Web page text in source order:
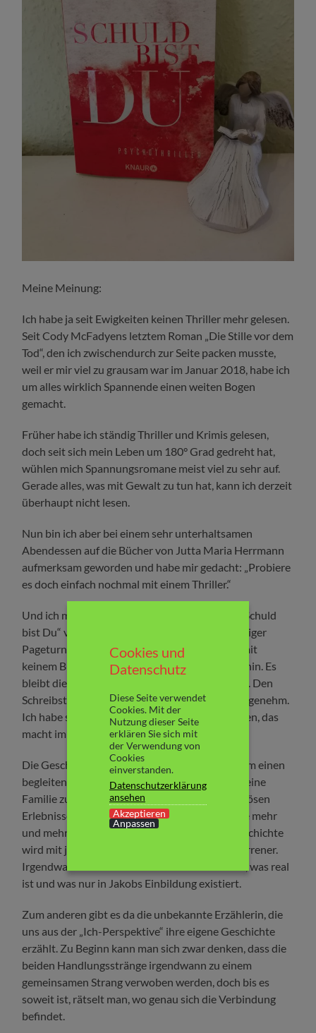
Meine Meinung:
Ich habe ja seit Ewigkeiten keinen Thriller mehr gelesen.
Seit Cody McFadyens letztem Roman „Die Stille vor dem
Tod“, den ich zwischendurch zur Seite packen musste,
weil er mir viel zu grausam war im Januar 2018, habe ich
um alles wirklich Spannende einen weiten Bogen
gemacht.
Früher habe ich ständig Thriller und Krimis gelesen,
doch seit sich mein Leben um 180° Grad gedreht hat,
wühlen mich Spannungsromane meist viel zu sehr auf.
Gerade alles, was mit Gewalt zu tun hat, kann ich derzeit
überhaupt nicht lesen.
Nun bin ich aber bei einem sehr unterhaltsamen
Abendessen auf die Bücher von Jutta Maria Herrmann
aufmerksam geworden und habe mir gedacht: „Probiere
es doch einfach nochmal mit einem Thriller.“
Und ich muss sagen, ich habe es nicht bereut. „Schuld
bist Du“ von Jutta Maria Herrmann ist ein richtiger
Pageturner. So schnell war ich seit langer Zeit mit
keinem Buch fertig. Die Seiten flogen nur so dahin. Es
bleibt die ganze Zeit temporeich und spannend. Den
Schreibstil der Autorin empfinde ich als sehr angenehm.
Ich habe sofort in die Geschichte hineingefunden, das
macht immer viel aus beim Lesen, finde ich.
Die Geschichte hat zwei Handlungsstränge. Zum einen
begleiten wir Jakob, der verzweifelt versucht, seine
Familie zu finden und der aufgrund der mysteriösen
Erlebnisse während der Suche mit jeder Minute mehr
und mehr an seinem Verstand zweifelt. Die Geschichte
wird mit jeder Sekunde mysteriöser und verworrener.
Irgendwann ist auch dem Leser nicht mehr klar, was real
ist und was nur in Jakobs Einbildung existiert.
Zum anderen gibt es da die unbekannte Erzählerin, die
uns aus der „Ich-Perspektive“ ihre eigene Geschichte
erzählt. Zu Beginn kann man sich zwar denken, dass die
beiden Handlungsstränge irgendwann zu einem
gemeinsamen Strang verwoben werden, doch bis es
soweit ist, rätselt man, wo genau sich die Verbindung
befindet.
Cookies und
Datenschutz
Diese Seite verwendet
Cookies. Mit der
Nutzung dieser Seite
erklären Sie sich mit
der Verwendung von
Cookies
einverstanden.
Datenschutzerklärung
ansehen
Akzeptieren
Anpassen